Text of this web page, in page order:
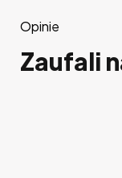
Opinie
Zaufali